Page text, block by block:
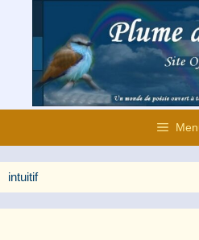
contenu
intuitif